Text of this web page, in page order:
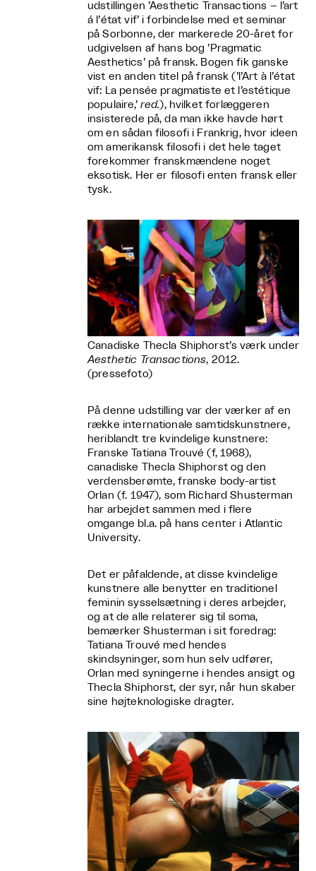
udstillingen ’Aesthetic Transactions – l’art
á l’état vif’ i forbindelse med et seminar
på Sorbonne, der markerede 20-året for
udgivelsen af hans bog ’Pragmatic
Aesthetics’ på fransk. Bogen fik ganske
vist en anden titel på fransk (’l’Art à l’état
vif: La pensée pragmatiste et l’estétique
populaire,’ red. ), hvilket forlæggeren
insisterede på, da man ikke havde hørt
om en sådan filosofi i Frankrig, hvor ideen
om amerikansk filosofi i det hele taget
forekommer franskmændene noget
eksotisk. Her er filosofi enten fransk eller
tysk.
Canadiske Thecla Shiphorst’s værk under
Aesthetic Transactions, 2012.
(pressefoto)
På denne udstilling var der værker af en
række internationale samtidskunstnere,
heriblandt tre kvindelige kunstnere:
Franske Tatiana Trouvé (f, 1968),
canadiske Thecla Shiphorst og den
verdensberømte, franske body-artist
Orlan (f. 1947), som Richard Shusterman
har arbejdet sammen med i flere
omgange bl.a. på hans center i Atlantic
University.
Det er påfaldende, at disse kvindelige
kunstnere alle benytter en traditionel
feminin sysselsætning i deres arbejder,
og at de alle relaterer sig til soma,
bemærker Shusterman i sit foredrag:
Tatiana Trouvé med hendes
skindsyninger, som hun selv udfører,
Orlan med syningerne i hendes ansigt og
Thecla Shiphorst, der syr, når hun skaber
sine højteknologiske dragter.